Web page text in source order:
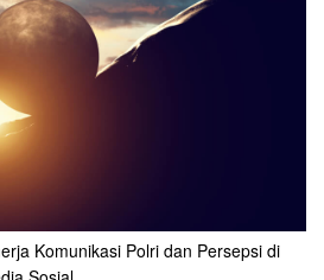
Komunikasi Polri dan Persepsi di